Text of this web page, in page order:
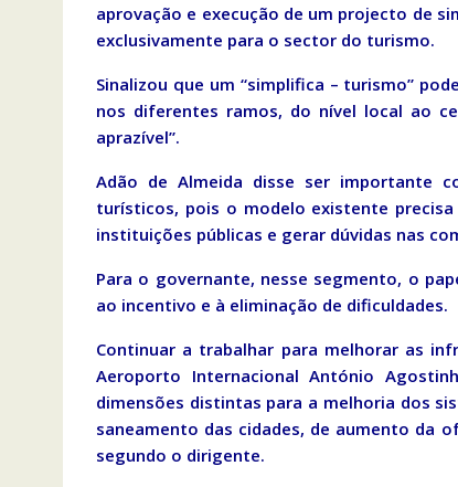
aprovação e execução de um projecto de
exclusivamente para o sector do turismo.
Sinalizou que um “simplifica – turismo”
nos diferentes ramos, do nível local ao
aprazível”.
Adão de Almeida disse ser importante
turísticos, pois o modelo existente
instituições públicas e gerar dúvidas nas
Para o governante, nesse segmento, o
ao incentivo e à eliminação de dificuldades.
Continuar a trabalhar para melhorar as
Aeroporto Internacional António
dimensões distintas para a melhoria dos
saneamento das cidades, de aumento da
segundo o dirigente.